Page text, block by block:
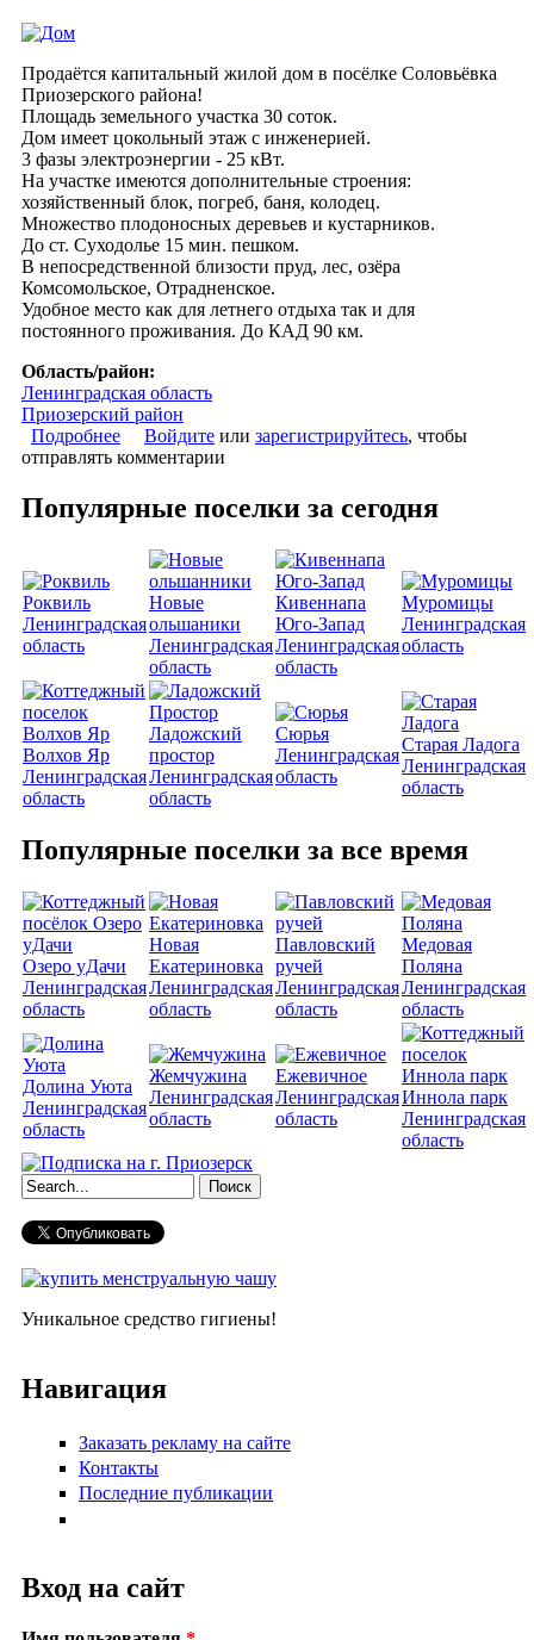
Продаётся капитальный жилой дом в посёлке Соловьёвка
Приозерского района!
Площадь земельного участка 30 соток.
Дом имеет цокольный этаж с инженерией.
3 фазы электроэнергии - 25 кВт.
На участке имеются дополнительные строения:
хозяйственный блок, погреб, баня, колодец.
Множество плодоносных деревьев и кустарников.
До ст. Суходолье 15 мин. пешком.
В непосредственной близости пруд, лес, озёра
Комсомольское, Отрадненское.
Удобное место как для летнего отдыха так и для
постоянного проживания. До КАД 90 км.
Область/район:
Ленинградская область
Приозерский район
Подробнее о Продам капитальный жилой дом в посёлке
Соловьёвка
Войдите или зарегистрируйтесь, чтобы
отправлять комментарии
Популярные поселки за сегодня
Роквиль
Ленинградская
область
Новые
ольшаники
Ленинградская
область
Кивеннапа
Юго-Запад
Ленинградская
область
Муромицы
Ленинградская
область
Волхов Яр
Ленинградская
область
Ладожский
простор
Ленинградская
область
Сюрья
Ленинградская
область
Старая Ладога
Ленинградская
область
Популярные поселки за все время
Озеро уДачи
Ленинградская
область
Новая
Екатериновка
Ленинградская
область
Павловский
ручей
Ленинградская
область
Медовая
Поляна
Ленинградская
область
Долина Уюта
Ленинградская
область
Жемчужина
Ленинградская
область
Ежевичное
Ленинградская
область
Иннола парк
Ленинградская
область
Форма поиска
Уникальное средство гигиены!
Навигация
Заказать рекламу на сайте
Контакты
Последние публикации
Вход на сайт